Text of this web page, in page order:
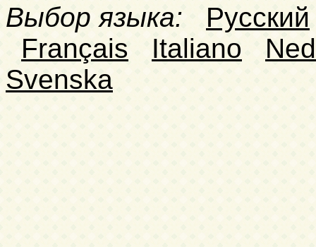
Выбор языка:
Русский
Français
Italiano
Svenska